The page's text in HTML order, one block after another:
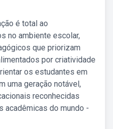
é total ao
no ambiente escolar,
que priorizam
por criatividade
os estudantes em
uma geração notável,
reconhecidas
acadêmicas do mundo -